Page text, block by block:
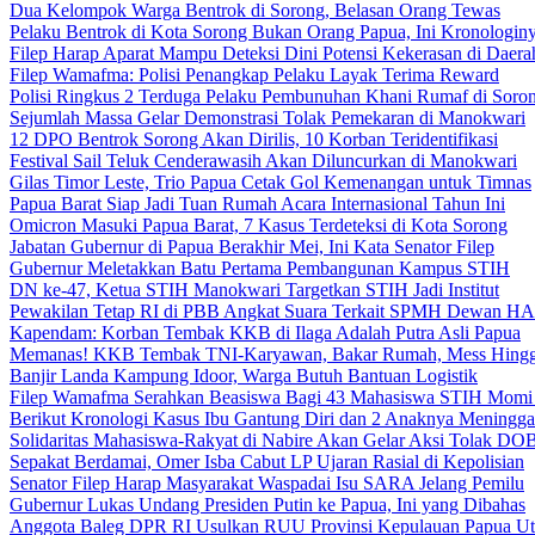
Dua Kelompok Warga Bentrok di Sorong, Belasan Orang Tewas
Pelaku Bentrok di Kota Sorong Bukan Orang Papua, Ini
Filep Harap Aparat Mampu Deteksi Dini Potensi Kekerasan di
Filep Wamafma: Polisi Penangkap Pelaku Layak Terima Reward
Polisi Ringkus 2 Terduga Pelaku Pembunuhan Khani Rumaf di
Sejumlah Massa Gelar Demonstrasi Tolak Pemekaran di Manokwari
12 DPO Bentrok Sorong Akan Dirilis, 10 Korban Teridentifikasi
Festival Sail Teluk Cenderawasih Akan Diluncurkan di Manokwari
Gilas Timor Leste, Trio Papua Cetak Gol Kemenangan untuk Timnas
Papua Barat Siap Jadi Tuan Rumah Acara Internasional Tahun Ini
Omicron Masuki Papua Barat, 7 Kasus Terdeteksi di Kota Sorong
Jabatan Gubernur di Papua Berakhir Mei, Ini Kata Senator Filep
Gubernur Meletakkan Batu Pertama Pembangunan Kampus STIH
DN ke-47, Ketua STIH Manokwari Targetkan STIH Jadi Institut
Pewakilan Tetap RI di PBB Angkat Suara Terkait SPMH Dewan
Kapendam: Korban Tembak KKB di Ilaga Adalah Putra Asli Papua
Memanas! KKB Tembak TNI-Karyawan, Bakar Rumah, Mess
Banjir Landa Kampung Idoor, Warga Butuh Bantuan Logistik
Filep Wamafma Serahkan Beasiswa Bagi 43 Mahasiswa STIH Momi
Berikut Kronologi Kasus Ibu Gantung Diri dan 2 Anaknya
Solidaritas Mahasiswa-Rakyat di Nabire Akan Gelar Aksi Tolak
Sepakat Berdamai, Omer Isba Cabut LP Ujaran Rasial di Kepolisian
Senator Filep Harap Masyarakat Waspadai Isu SARA Jelang Pemilu
Gubernur Lukas Undang Presiden Putin ke Papua, Ini yang Dibahas
Anggota Baleg DPR RI Usulkan RUU Provinsi Kepulauan Papua